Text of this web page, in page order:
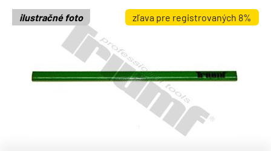
Obchodné podmienky
Dodacie podmienky
Kontakt
zľava pre registrovaných 8%
ilustračné foto